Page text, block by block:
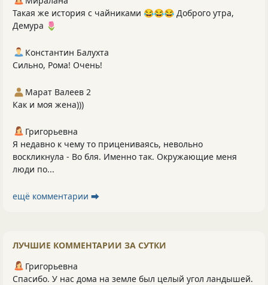
Такая же история с чайниками 😂😂😂 Доброго утра,
Демура 🌷
Константин Балухта
Сильно, Рома! Очень!
Марат Валеев 2
Как и моя жена)))
Григорьевна
Я недавно к чему то прицениваясь, невольно
воскликнула - Во бля. Именно так. Окружающие меня
люди по...
ещё комментарии ⮕
ЛУЧШИЕ КОММЕНТАРИИ ЗА СУТКИ
Григорьевна
Спасибо. У нас дома на земле был целый угол ландышей.